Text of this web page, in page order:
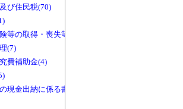
び住民税(70)
等の取得・喪失等(0)
(7)
費補助金(4)
現金出納に係る書類(交付伝票